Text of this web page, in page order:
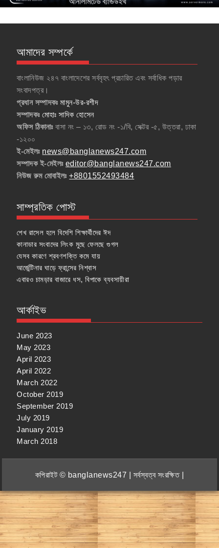
আমাদের সম্পর্কে
বাংলানিউজ ২৪৭ বাংলাদেশের সর্ববৃহৎ প্রচারিত এবং সর্বাধিক পড়ার
সংবাদপত্র।
প্রধান সম্পাদকঃমামুন-উর-রশীদ
সম্পাদকঃ মোহাঃ সাদিক হোসেন
অফিস ঠিকানাঃবাসা নং – ১৩, রোড নং -১/বি, সেক্টর -৫, উত্তরা, ঢাকা
-১২০০
ই-মেইলঃ news@banglanews247.com
সম্পাদক ই-মেইলঃ editor@banglanews247.com
নিউজ রুম মোবাইলঃ+8801552493484
সাম্প্রতিক পোস্ট
শেখ রাসেল হলে বিদেশি শিক্ষার্থীদের ঈদ
কানাডার সংবাদের লিংক মুছে ফেলছে গুগল
যেসব কারণে শ্রবণশক্তি কমে যায়
আর্জেন্টিনার ঘাড়ে ফ্রান্সের নিশ্বাস
এবারও চামড়ার বাজারে ধস, বিপাকে ব্যবসায়ীরা
আর্কাইভ
June 2023
May 2023
April 2023
April 2022
March 2022
October 2019
September 2019
July 2019
January 2019
March 2018
কপিরাইট © banglanews247 | সর্বস্বত্ব সংরক্ষিত |